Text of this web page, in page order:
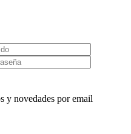
y novedades por email